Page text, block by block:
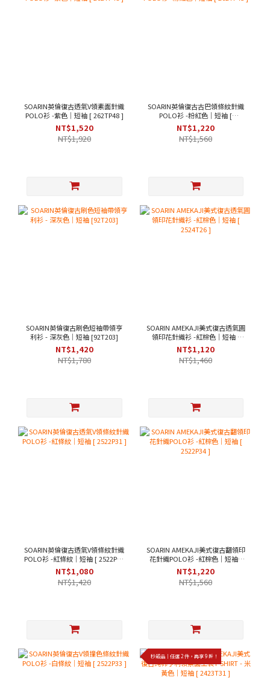
SOARIN英倫復古透氣V領素面針織
POLO衫 -紫色｜短袖 [ 262TP48 ]
NT$1,520
NT$1,920
SOARIN英倫復古古巴領條紋針織
POLO衫 -粉紅色｜短袖 [
262TP45 ]
NT$1,220
NT$1,560
SOARIN英倫復古刷色短袖帶領亨
利衫 - 深灰色｜短袖 [92T203]
NT$1,420
NT$1,780
SOARIN AMEKAJI美式復古透氣圓
領印花針織衫 -紅棕色｜短袖 [
2524T26 ]
NT$1,120
NT$1,460
SOARIN英倫復古透氣V領條紋針織
POLO衫 -紅條紋｜短袖 [ 2522P31
]
NT$1,080
NT$1,420
SOARIN AMEKAJI美式復古翻領印
花針織POLO衫 -紅棕色｜短袖 [
2522P34 ]
NT$1,220
NT$1,560
秒殺品｜任選 2 件，再享 9 折！